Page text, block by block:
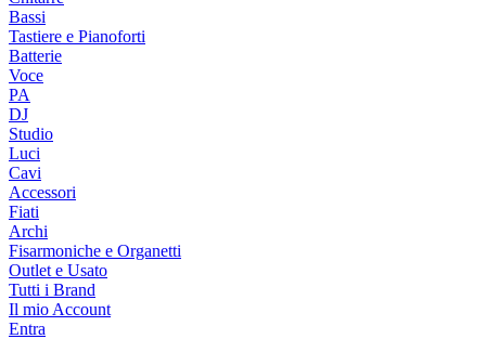
Bassi
Tastiere e Pianoforti
Batterie
Voce
PA
DJ
Studio
Luci
Cavi
Accessori
Fiati
Archi
Fisarmoniche e Organetti
Outlet e Usato
Tutti i Brand
Il mio Account
Entra